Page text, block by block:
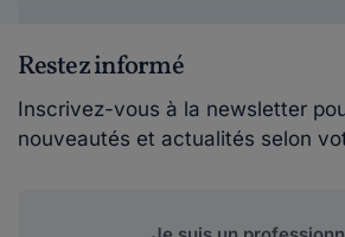
Restez informé
Inscrivez-vous à la newsletter
nouveautés et actualités selon